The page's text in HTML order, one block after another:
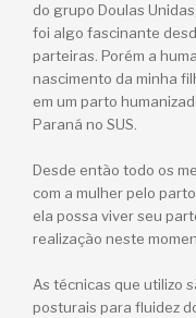
do grupo Doulas
foi algo fascinante
parteiras. Porém a
nascimento da minha
em um parto
Paraná no SUS.
Desde então todo os
com a mulher pelo
ela possa viver seu
realização neste
As técnicas que utilizo
posturais para fluidez